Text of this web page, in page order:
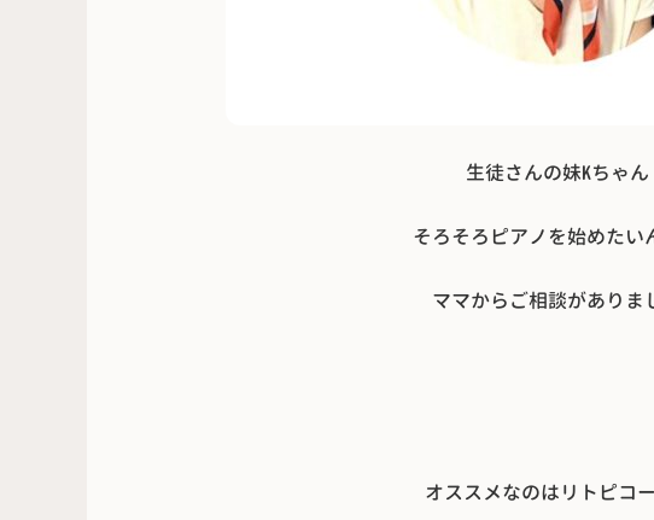
生徒さんの妹Kちゃん
そろそろピアノを始めたい
ママからご相談がありま
オススメなのはリトピコ